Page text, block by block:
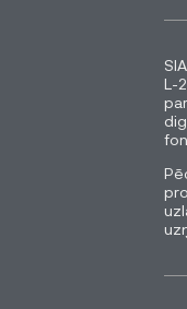
L-